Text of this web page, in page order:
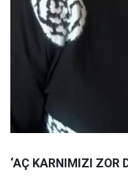
‘AÇ KARNIMIZI ZOR